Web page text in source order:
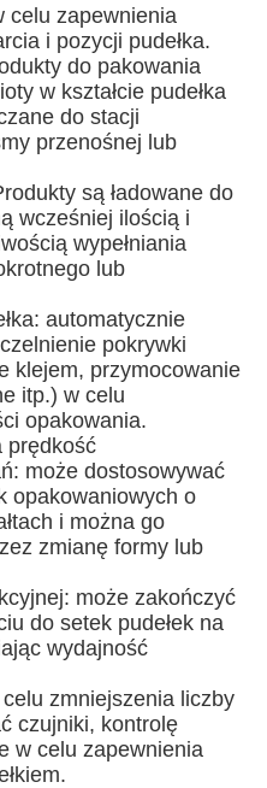
suszarki
celu zapewnienia
i pozycji pudełka.
do pakowania
w kształcie pudełka
do stacji
przenośnej lub
są ładowane do
wcześniej ilością i
wypełniania
lub
automatycznie
pokrywki
klejem, przymocowanie
itp.) w celu
opakowania.
prędkość
może dostosowywać
opakowaniowych o
i można go
zmianę formy lub
może zakończyć
do setek pudełek na
wydajność
zmniejszenia liczby
czujniki, kontrolę
w celu zapewnienia